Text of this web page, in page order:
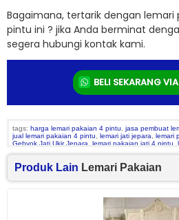
Bagaimana, tertarik dengan lemari
pintu ini ? jika Anda berminat
segera hubungi kontak kami.
BELI SEKARANG
tags: harga lemari pakaian 4 pintu jasa pembuat
jual lemari pakaian 4 pintu
lemari jati jepara lemari
Gebyok Jati Ukir Jepara
lemari pakaian jati 4 pintu
Produk Lain Lemari Pakaian